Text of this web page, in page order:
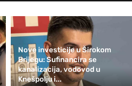
Nove investicije u Širokom
Brijegu: Sufinancira se
kanalizacija, vodovod u
Knešpolju i...